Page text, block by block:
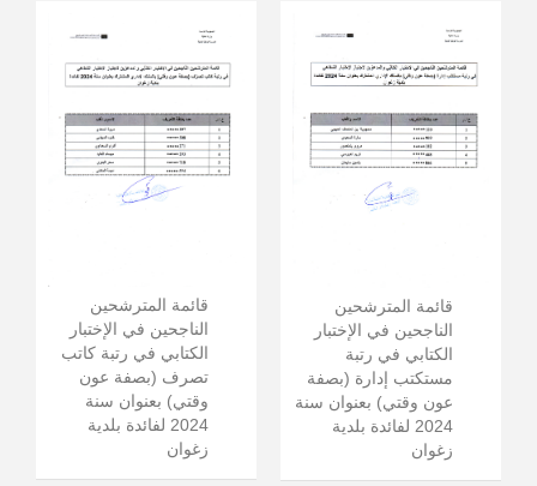
قائمة المترشحين
الناجحين في الإختبار
الكتابي في رتبة
مستكتب إدارة (بصفة
عون وقتي) بعنوان سنة
2024 لفائدة بلدية
زغوان
قائمة المترشحين
الناجحين في الإختبار
الكتابي في رتبة كاتب
تصرف (بصفة عون
وقتي) بعنوان سنة
2024 لفائدة بلدية
زغوان